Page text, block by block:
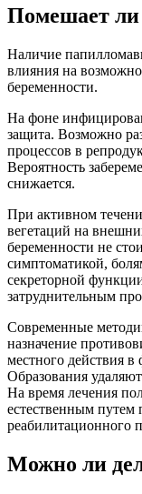
Помешает ли
Наличие
влияния на
беременности.
На фоне
защита. Возможно
процессов в
Вероятность
снижается.
При активном
вегетаций на
беременности не
симптоматикой,
секреторной
затруднительным
Современные
назначение
местного действия в
Образования
На время лечения
естественным путем
реабилитационного
Можно ли